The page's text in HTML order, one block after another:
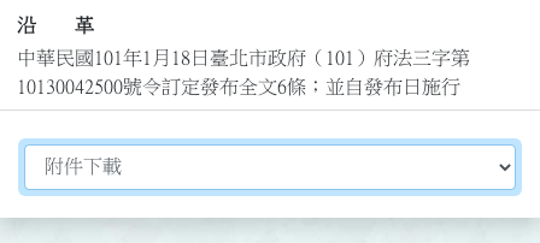
沿 革
中華民國101年1月18日臺北市政府（101）府法三字第
10130042500號令訂定發布全文6條；並自發布日施行
切換選擇法規資訊內容